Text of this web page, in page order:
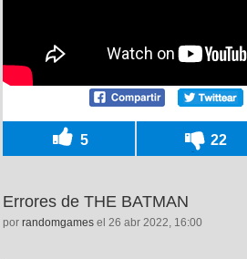
5 22
Errores de THE BATMAN
por randomgames el 26 abr 2022, 16:00